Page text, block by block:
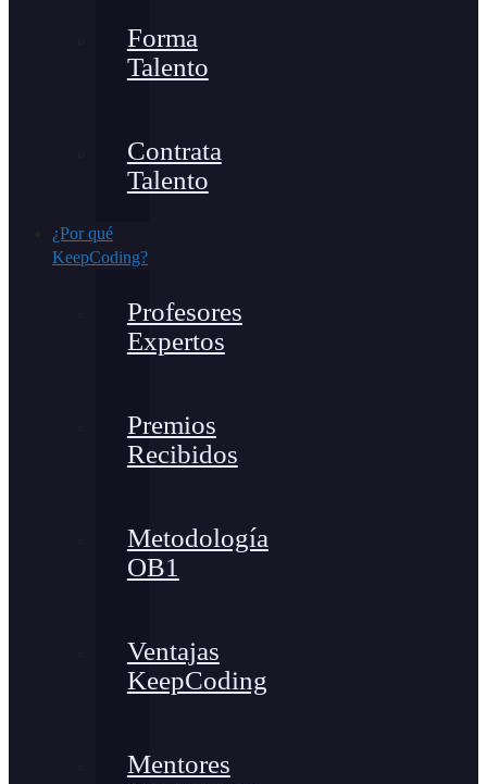
Forma
Talento
Contrata
Talento
¿Por qué
KeepCoding?
Profesores
Expertos
Premios
Recibidos
Metodología
OB1
Ventajas
KeepCoding
Mentores